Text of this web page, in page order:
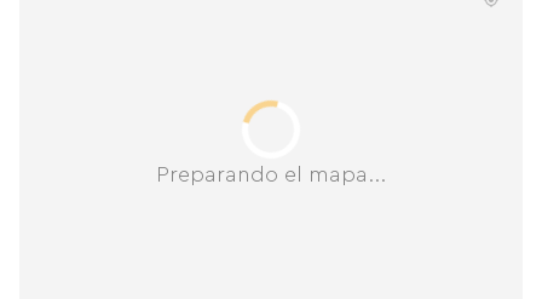
Preparando el mapa...